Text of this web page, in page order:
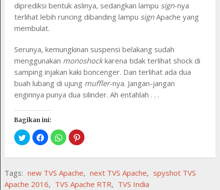
diprediksi bentuk aslinya, sedangkan lampu sign-nya
terlihat lebih runcing dibanding lampu signApache yang
membulat.
Serunya, kemungkinan suspensi belakang sudah
menggunakan monoshockkarena tidak terlihat shock di
samping injakan kaki boncenger. Dan terlihat ada dua
buah lubang di ujung muffler-nya. Jangan-jangan
enginnya punya dua silinder. Ah entahlah . . .
Bagikan ini:
Tags: new TVS Apache, next TVS Apache, spyshot TVS
Apache 2016, TVS Apache RTR, TVS India